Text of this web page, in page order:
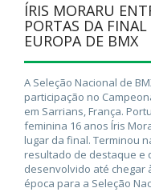
ÍRIS MORARU
PORTAS DA
EUROPA DE BMX
A Seleção Nacional de
participação no
em Sarrians, França.
feminina 16 anos Íris
lugar da final. Terminou
resultado de destaque e
desenvolvido até chegar
época para a Seleção